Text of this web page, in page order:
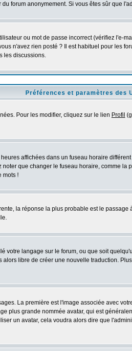
forum anonymement. Si vous êtes sûr que
ou mot de passe incorrect (vérifiez l'e-
n'avez rien posté ? Il est habituel pour les
les discussions.
Préférences et paramètres des
Pour les modifier, cliquez sur le lien Profil
affichées dans un fuseau horaire
que changer le fuseau horaire, comme
mots !
la réponse la plus probable est le
langage sur le forum, ou que soit
libre de créer une nouvelle traduction.
La première est l'image associée avec
plus grande nommée avatar, qui est
un avatar, cela voudra alors dire que